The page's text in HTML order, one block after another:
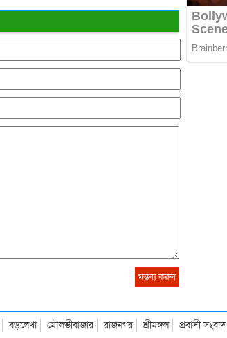
বড়লেখা মৌলভীবাজার রাজনগর শ্রীমঙ্গল প্রবাসী সংবাদ